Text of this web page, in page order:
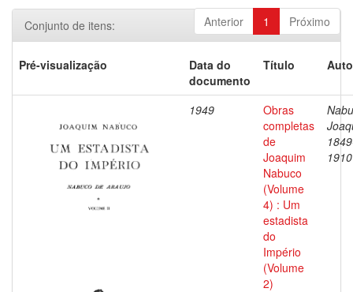
Anterior 1 Próximo
Conjunto de itens:
Pré-visualização
Data do
documento
Título
1949
Obras
completas
de
Joaquim
Nabuco
(Volume
4) : Um
estadista
do
Império
(Volume
2)
1910